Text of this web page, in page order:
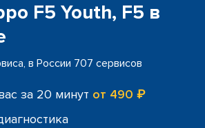
F5 Youth, F5 в
в России 707 сервисов
за 20 минут от 490 ₽